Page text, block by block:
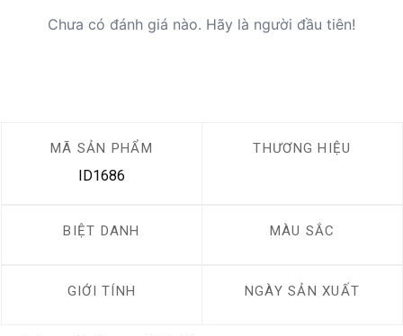
Chưa có đánh giá nào. Hãy là người đầu tiên!
MÃ SẢN PHẨM
ID1686
THƯƠNG HIỆU
BIỆT DANH MÀU SẮC
GIỚI TÍNH NGÀY SẢN XUẤT